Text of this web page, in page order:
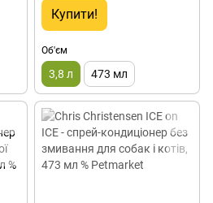
Купити!
Об'єм
3,8 л 473 мл